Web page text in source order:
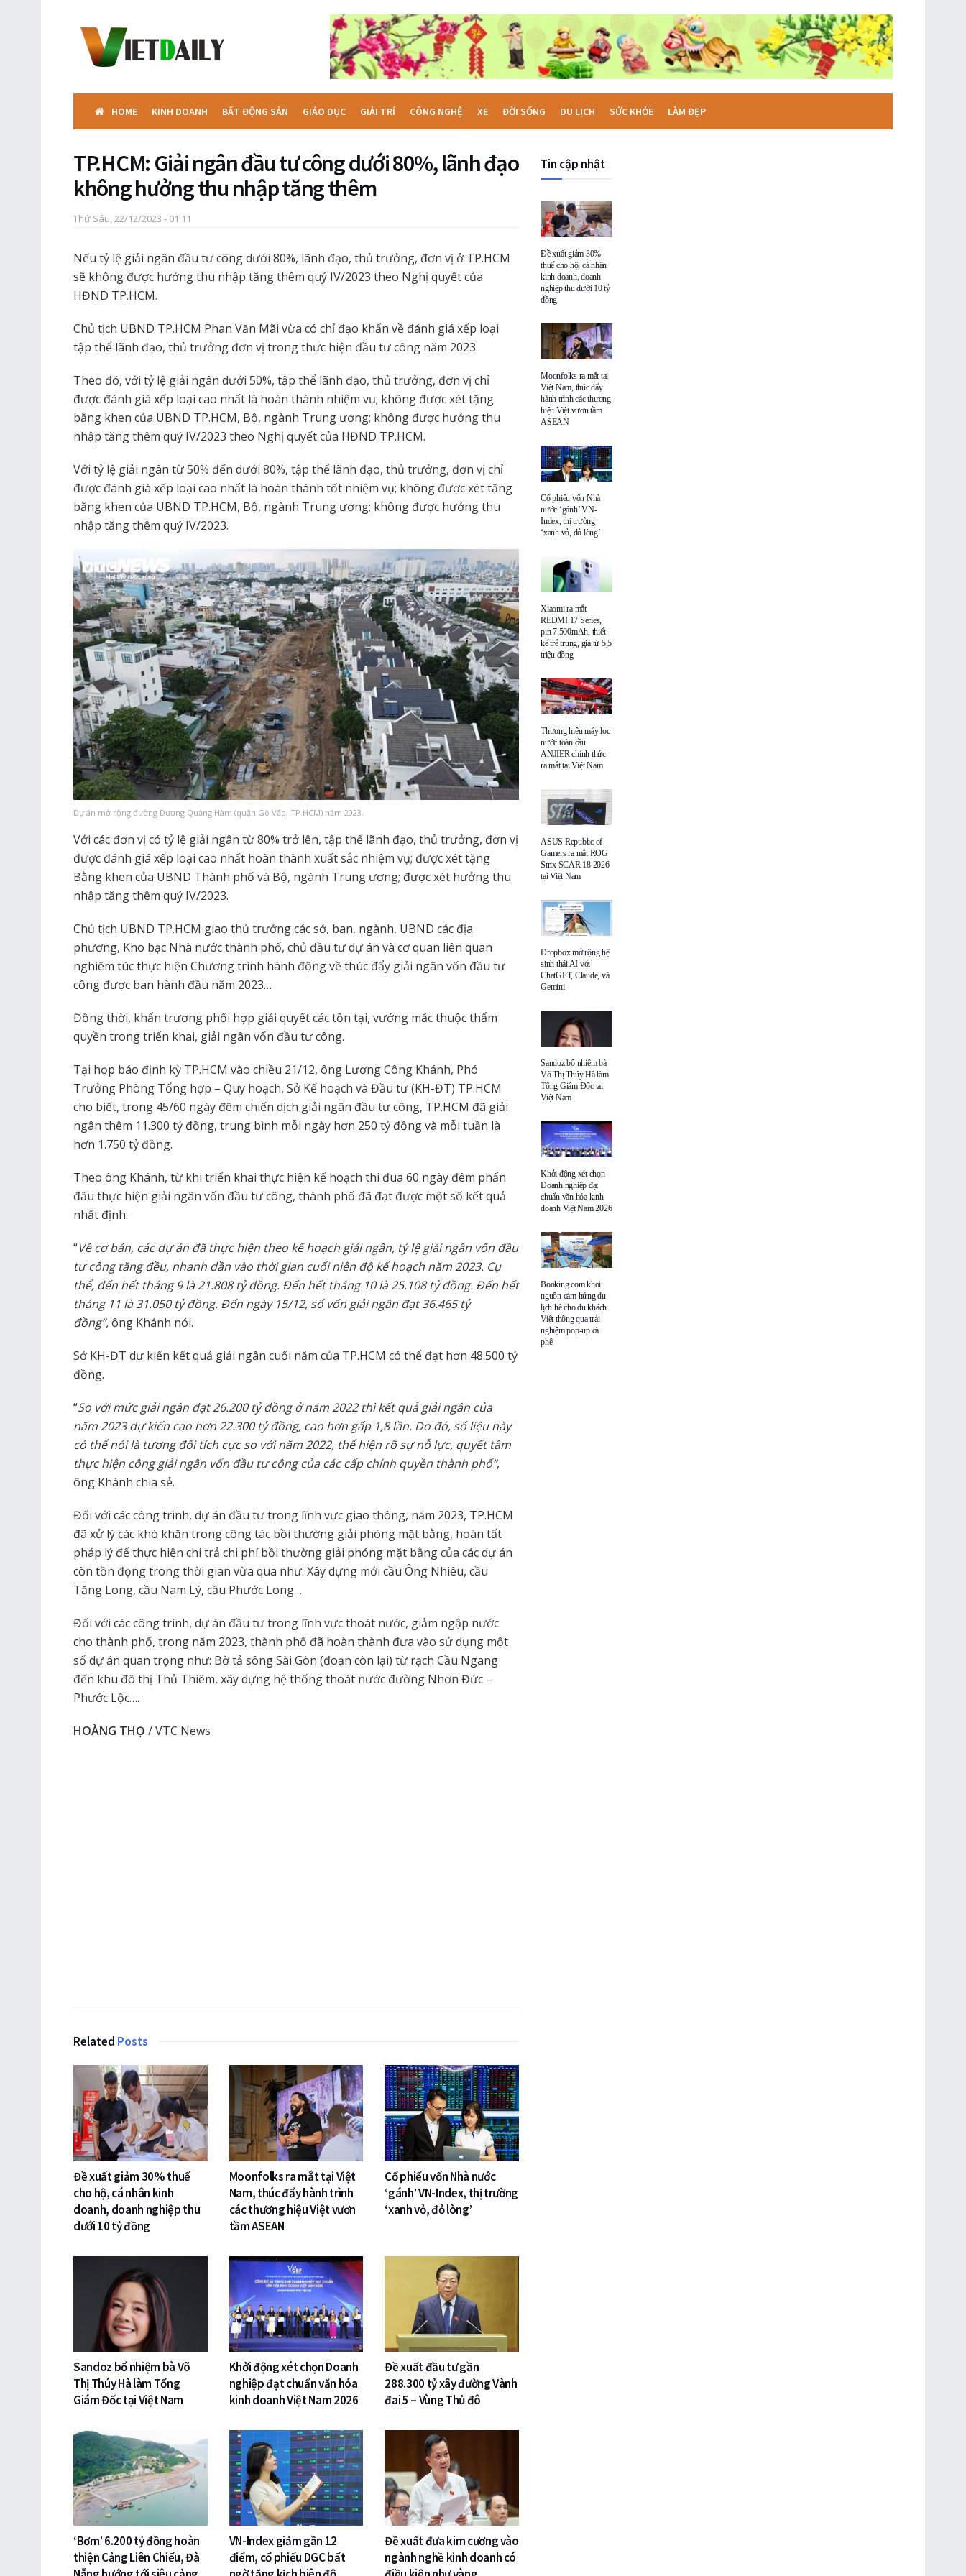
HOME KINH DOANH BẤT ĐỘNG SẢN GIÁO DỤC GIẢI TRÍ CÔNG NGHỆ XE ĐỜI SỐNG DU LỊCH SỨC KHỎE LÀM ĐẸP
TP.HCM: Giải ngân đầu tư công dưới 80%, lãnh đạo
không hưởng thu nhập tăng thêm
Thứ Sáu, 22/12/2023 - 01:11
Nếu tỷ lệ giải ngân đầu tư công dưới 80%, lãnh đạo, thủ trưởng, đơn vị ở TP.HCM
sẽ không được hưởng thu nhập tăng thêm quý IV/2023 theo Nghị quyết của
HĐND TP.HCM.
Chủ tịch UBND TP.HCM Phan Văn Mãi vừa có chỉ đạo khẩn về đánh giá xếp loại
tập thể lãnh đạo, thủ trưởng đơn vị trong thực hiện đầu tư công năm 2023.
Theo đó, với tỷ lệ giải ngân dưới 50%, tập thể lãnh đạo, thủ trưởng, đơn vị chỉ
được đánh giá xếp loại cao nhất là hoàn thành nhiệm vụ; không được xét tặng
bằng khen của UBND TP.HCM, Bộ, ngành Trung ương; không được hưởng thu
nhập tăng thêm quý IV/2023 theo Nghị quyết của HĐND TP.HCM.
Với tỷ lệ giải ngân từ 50% đến dưới 80%, tập thể lãnh đạo, thủ trưởng, đơn vị chỉ
được đánh giá xếp loại cao nhất là hoàn thành tốt nhiệm vụ; không được xét tặng
bằng khen của UBND TP.HCM, Bộ, ngành Trung ương; không được hưởng thu
nhập tăng thêm quý IV/2023.
Dự án mở rộng đường Dương Quảng Hàm (quận Gò Vấp, TP.HCM) năm 2023.
Với các đơn vị có tỷ lệ giải ngân từ 80% trở lên, tập thể lãnh đạo, thủ trưởng, đơn vị
được đánh giá xếp loại cao nhất hoàn thành xuất sắc nhiệm vụ; được xét tặng
Bằng khen của UBND Thành phố và Bộ, ngành Trung ương; được xét hưởng thu
nhập tăng thêm quý IV/2023.
Chủ tịch UBND TP.HCM giao thủ trưởng các sở, ban, ngành, UBND các địa
phương, Kho bạc Nhà nước thành phố, chủ đầu tư dự án và cơ quan liên quan
nghiêm túc thực hiện Chương trình hành động về thúc đẩy giải ngân vốn đầu tư
công được ban hành đầu năm 2023…
Đồng thời, khẩn trương phối hợp giải quyết các tồn tại, vướng mắc thuộc thẩm
quyền trong triển khai, giải ngân vốn đầu tư công.
Tại họp báo định kỳ TP.HCM vào chiều 21/12, ông Lương Công Khánh, Phó
Trưởng Phòng Tổng hợp – Quy hoạch, Sở Kế hoạch và Đầu tư (KH-ĐT) TP.HCM
cho biết, trong 45/60 ngày đêm chiến dịch giải ngân đầu tư công, TP.HCM đã giải
ngân thêm 11.300 tỷ đồng, trung bình mỗi ngày hơn 250 tỷ đồng và mỗi tuần là
hơn 1.750 tỷ đồng.
Theo ông Khánh, từ khi triển khai thực hiện kế hoạch thi đua 60 ngày đêm phấn
đấu thực hiện giải ngân vốn đầu tư công, thành phố đã đạt được một số kết quả
nhất định.
“Về cơ bản, các dự án đã thực hiện theo kế hoạch giải ngân, tỷ lệ giải ngân vốn đầu
tư công tăng đều, nhanh dần vào thời gian cuối niên độ kế hoạch năm 2023. Cụ
thể, đến hết tháng 9 là 21.808 tỷ đồng. Đến hết tháng 10 là 25.108 tỷ đồng. Đến hết
tháng 11 là 31.050 tỷ đồng. Đến ngày 15/12, số vốn giải ngân đạt 36.465 tỷ
đồng”,ông Khánh nói.
Sở KH-ĐT dự kiến kết quả giải ngân cuối năm của TP.HCM có thể đạt hơn 48.500 tỷ
đồng.
“So với mức giải ngân đạt 26.200 tỷ đồng ở năm 2022 thì kết quả giải ngân của
năm 2023 dự kiến cao hơn 22.300 tỷ đồng, cao hơn gấp 1,8 lần. Do đó, số liệu này
có thể nói là tương đối tích cực so với năm 2022, thể hiện rõ sự nỗ lực, quyết tâm
thực hiện công giải ngân vốn đầu tư công của các cấp chính quyền thành phố”,
ông Khánh chia sẻ.
Đối với các công trình, dự án đầu tư trong lĩnh vực giao thông, năm 2023, TP.HCM
đã xử lý các khó khăn trong công tác bồi thường giải phóng mặt bằng, hoàn tất
pháp lý để thực hiện chi trả chi phí bồi thường giải phóng mặt bằng của các dự án
còn tồn đọng trong thời gian vừa qua như: Xây dựng mới cầu Ông Nhiêu, cầu
Tăng Long, cầu Nam Lý, cầu Phước Long…
Đối với các công trình, dự án đầu tư trong lĩnh vực thoát nước, giảm ngập nước
cho thành phố, trong năm 2023, thành phố đã hoàn thành đưa vào sử dụng một
số dự án quan trọng như: Bờ tả sông Sài Gòn (đoạn còn lại) từ rạch Cầu Ngang
đến khu đô thị Thủ Thiêm, xây dựng hệ thống thoát nước đường Nhơn Đức –
Phước Lộc….
HOÀNG THỌ / VTC News
Related Posts
Đề xuất giảm 30% thuế
cho hộ, cá nhân kinh
doanh, doanh nghiệp thu
dưới 10 tỷ đồng
Moonfolks ra mắt tại Việt
Nam, thúc đẩy hành trình
các thương hiệu Việt vươn
tầm ASEAN
Cổ phiếu vốn Nhà nước
‘gánh’ VN-Index, thị trường
‘xanh vỏ, đỏ lòng’
Sandoz bổ nhiệm bà Võ
Thị Thúy Hà làm Tổng
Giám Đốc tại Việt Nam
Khởi động xét chọn Doanh
nghiệp đạt chuẩn văn hóa
kinh doanh Việt Nam 2026
Đề xuất đầu tư gần
288.300 tỷ xây đường Vành
đai 5 – Vùng Thủ đô
‘Bơm’ 6.200 tỷ đồng hoàn
thiện Cảng Liên Chiểu, Đà
VN-Index giảm gần 12
điểm, cổ phiếu DGC bất
Đề xuất đưa kim cương vào
ngành nghề kinh doanh có
Tin cập nhật
Đề xuất giảm 30%
thuế cho hộ, cá nhân
kinh doanh, doanh
nghiệp thu dưới 10 tỷ
đồng
Moonfolks ra mắt tại
Việt Nam, thúc đẩy
hành trình các thương
hiệu Việt vươn tầm
ASEAN
Cổ phiếu vốn Nhà
nước ‘gánh’ VN-
Index, thị trường
‘xanh vỏ, đỏ lòng’
Xiaomi ra mắt
REDMI 17 Series,
pin 7.500mAh, thiết
kế trẻ trung, giá từ 5,5
triệu đồng
Thương hiệu máy lọc
nước toàn cầu
ANJIER chính thức
ra mắt tại Việt Nam
ASUS Republic of
Gamers ra mắt ROG
Strix SCAR 18 2026
tại Việt Nam
Dropbox mở rộng hệ
sinh thái AI với
ChatGPT, Claude, và
Gemini
Sandoz bổ nhiệm bà
Võ Thị Thúy Hà làm
Tổng Giám Đốc tại
Việt Nam
Khởi động xét chọn
Doanh nghiệp đạt
chuẩn văn hóa kinh
doanh Việt Nam 2026
Booking.com khơi
nguồn cảm hứng du
lịch hè cho du khách
Việt thông qua trải
nghiệm pop-up cà
phê